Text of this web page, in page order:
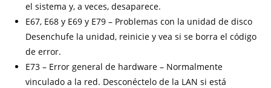
el sistema y, a veces, desaparece.
E67, E68 y E69 y E79 – Problemas con la unidad de disco
Desenchufe la unidad, reinicie y vea si se borra el código
de error.
E73 – Error general de hardware – Normalmente
vinculado a la red. Desconéctelo de la LAN si está